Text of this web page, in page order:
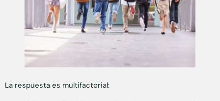
La respuesta es multifactorial: